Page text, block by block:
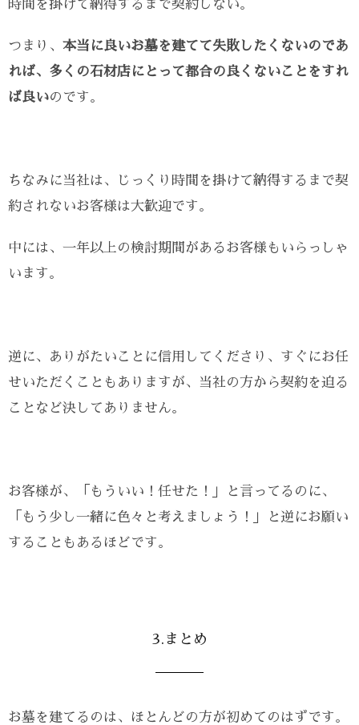
時間を掛けて納得するまで契約しない。
つまり、 本当に良いお墓を建てて失敗したくないのであ
れば、多くの石材店にとって都合の良くないことをすれ
ば良いのです。
ちなみに当社は、じっくり時間を掛けて納得するまで契
約されないお客様は大歓迎です。
中には、一年以上の検討期間があるお客様もいらっしゃ
います。
逆に、ありがたいことに信用してくださり、すぐにお任
せいただくこともありますが、当社の方から契約を迫る
ことなど決してありません。
お客様が、「もういい！任せた！」と言ってるのに、
「もう少し一緒に色々と考えましょう！」と逆にお願い
することもあるほどです。
3.まとめ
お墓を建てるのは、ほとんどの方が初めてのはずです。